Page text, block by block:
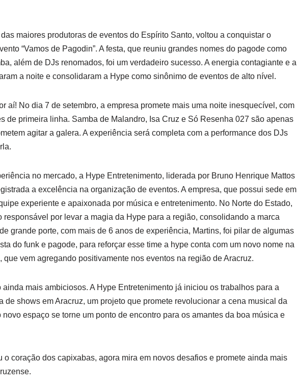
maiores produtoras de eventos do Espírito Santo, voltou a conquistar o
“Vamos de Pagodin”. A festa, que reuniu grandes nomes do pagode como
além de DJs renomados, foi um verdadeiro sucesso. A energia contagiante e a
a noite e consolidaram a Hype como sinônimo de eventos de alto nível.
aí! No dia 7 de setembro, a empresa promete mais uma noite inesquecível, com
de primeira linha. Samba de Malandro, Isa Cruz e Só Resenha 027 são apenas
agitar a galera. A experiência será completa com a performance dos DJs
no mercado, a Hype Entretenimento, liderada por Bruno Henrique Mattos
a excelência na organização de eventos. A empresa, que possui sede em
experiente e apaixonada por música e entretenimento. No Norte do Estado,
responsável por levar a magia da Hype para a região, consolidando a marca
grande porte, com mais de 6 anos de experiência, Martins, foi pilar de algumas
do funk e pagode, para reforçar esse time a hype conta com um novo nome na
que vem agregando positivamente nos eventos na região de Aracruz.
ainda mais ambiciosos. A Hype Entretenimento já iniciou os trabalhos para a
de shows em Aracruz, um projeto que promete revolucionar a cena musical da
espaço se torne um ponto de encontro para os amantes da boa música e
o coração dos capixabas, agora mira em novos desafios e promete ainda mais